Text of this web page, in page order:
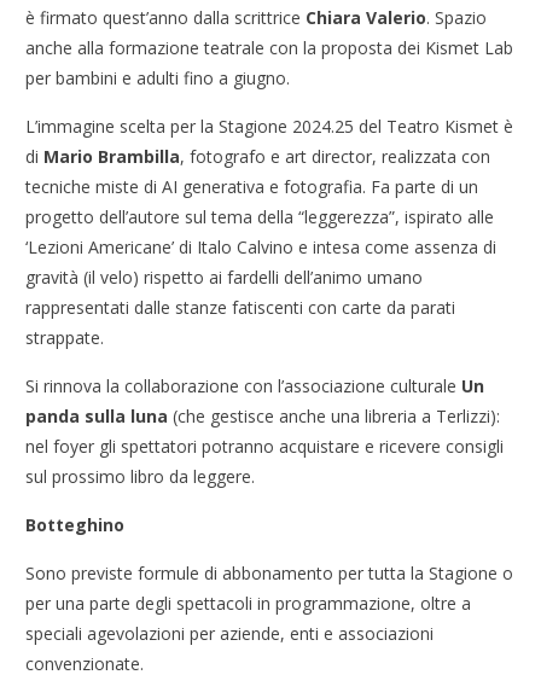
è firmato quest’anno dalla scrittrice Chiara Valerio. Spazio
anche alla formazione teatrale con la proposta dei Kismet Lab
per bambini e adulti fino a giugno.
L’immagine scelta per la Stagione 2024.25 del Teatro Kismet è
di Mario Brambilla, fotografo e art director, realizzata con
tecniche miste di AI generativa e fotografia. Fa parte di un
progetto dell’autore sul tema della “leggerezza”, ispirato alle
‘Lezioni Americane’ di Italo Calvino e intesa come assenza di
gravità (il velo) rispetto ai fardelli dell’animo umano
rappresentati dalle stanze fatiscenti con carte da parati
strappate.
Si rinnova la collaborazione con l’associazione culturale Un
panda sulla luna (che gestisce anche una libreria a Terlizzi):
nel foyer gli spettatori potranno acquistare e ricevere consigli
sul prossimo libro da leggere.
Botteghino
Sono previste formule di abbonamento per tutta la Stagione o
per una parte degli spettacoli in programmazione, oltre a
speciali agevolazioni per aziende, enti e associazioni
convenzionate.